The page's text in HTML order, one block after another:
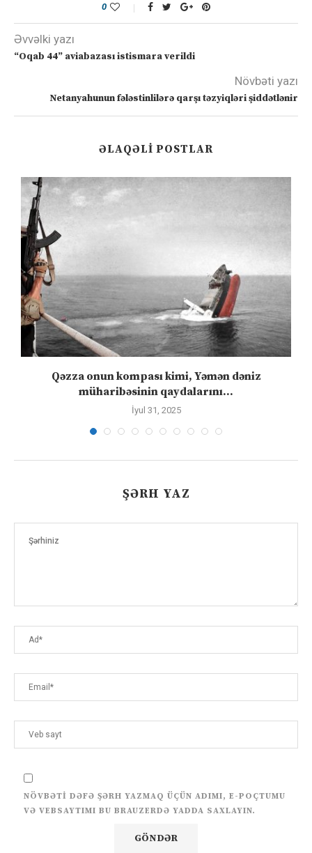
0
Əvvəlki yazı
“Oqab 44” aviabazası istismara verildi
Növbəti yazı
Netanyahunun fələstinlilərə qarşı təzyiqləri şiddətlənir
ƏLAQƏLI POSTLAR
Qəzza onun kompası kimi, Yəmən dəniz
müharibəsinin qaydalarını...
İyul 31, 2025
ŞƏRH YAZ
NÖVBƏTI DƏFƏ ŞƏRH YAZMAQ ÜÇÜN ADIMI, E-POÇTUMU
VƏ VEBSAYTIMI BU BRAUZERDƏ YADDA SAXLAYIN.